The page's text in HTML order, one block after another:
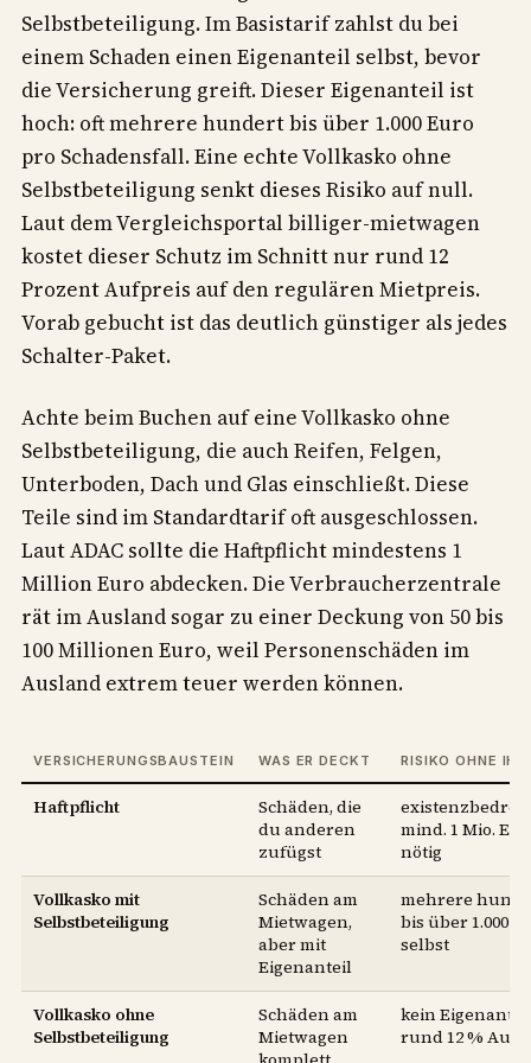
Selbstbeteiligung. Im Basistarif zahlst du bei
einem Schaden einen Eigenanteil selbst, bevor
die Versicherung greift. Dieser Eigenanteil ist
hoch: oft mehrere hundert bis über 1.000 Euro
pro Schadensfall. Eine echte Vollkasko ohne
Selbstbeteiligung senkt dieses Risiko auf null.
Laut dem Vergleichsportal billiger-mietwagen
kostet dieser Schutz im Schnitt nur rund 12
Prozent Aufpreis auf den regulären Mietpreis.
Vorab gebucht ist das deutlich günstiger als jedes
Schalter-Paket.
Achte beim Buchen auf eine Vollkasko ohne
Selbstbeteiligung, die auch Reifen, Felgen,
Unterboden, Dach und Glas einschließt. Diese
Teile sind im Standardtarif oft ausgeschlossen.
Laut ADAC sollte die Haftpflicht mindestens 1
Million Euro abdecken. Die Verbraucherzentrale
rät im Ausland sogar zu einer Deckung von 50 bis
100 Millionen Euro, weil Personenschäden im
Ausland extrem teuer werden können.
VERSICHERUNGSBAUSTEIN WAS ER DECKT RISIKO OHNE IHN
Haftpflicht
Schäden, die
du anderen
zufügst
mind. 1 Mio.
nötig
Vollkasko mit
Selbstbeteiligung
Schäden am
Mietwagen,
aber mit
Eigenanteil
mehrere
bis über 1.000
selbst
Vollkasko ohne
Selbstbeteiligung
Schäden am
Mietwagen
kein
rund 12 %